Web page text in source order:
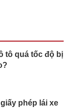
tô quá tốc độ bị
phép lái xe